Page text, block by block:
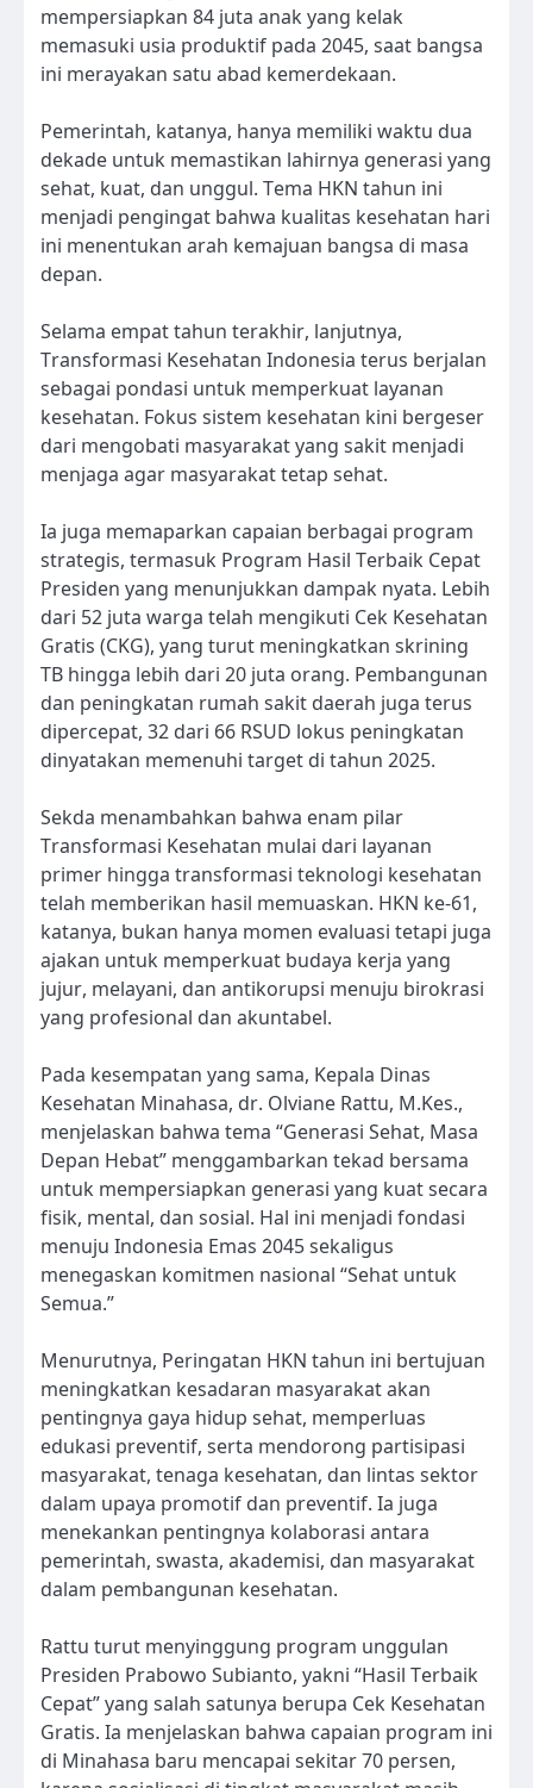
mempersiapkan 84 juta anak yang kelak
memasuki usia produktif pada 2045, saat bangsa
ini merayakan satu abad kemerdekaan.
Pemerintah, katanya, hanya memiliki waktu dua
dekade untuk memastikan lahirnya generasi yang
sehat, kuat, dan unggul. Tema HKN tahun ini
menjadi pengingat bahwa kualitas kesehatan hari
ini menentukan arah kemajuan bangsa di masa
depan.
Selama empat tahun terakhir, lanjutnya,
Transformasi Kesehatan Indonesia terus berjalan
sebagai pondasi untuk memperkuat layanan
kesehatan. Fokus sistem kesehatan kini bergeser
dari mengobati masyarakat yang sakit menjadi
menjaga agar masyarakat tetap sehat.
Ia juga memaparkan capaian berbagai program
strategis, termasuk Program Hasil Terbaik Cepat
Presiden yang menunjukkan dampak nyata. Lebih
dari 52 juta warga telah mengikuti Cek Kesehatan
Gratis (CKG), yang turut meningkatkan skrining
TB hingga lebih dari 20 juta orang. Pembangunan
dan peningkatan rumah sakit daerah juga terus
dipercepat, 32 dari 66 RSUD lokus peningkatan
dinyatakan memenuhi target di tahun 2025.
Sekda menambahkan bahwa enam pilar
Transformasi Kesehatan mulai dari layanan
primer hingga transformasi teknologi kesehatan
telah memberikan hasil memuaskan. HKN ke-61,
katanya, bukan hanya momen evaluasi tetapi juga
ajakan untuk memperkuat budaya kerja yang
jujur, melayani, dan antikorupsi menuju birokrasi
yang profesional dan akuntabel.
Pada kesempatan yang sama, Kepala Dinas
Kesehatan Minahasa, dr. Olviane Rattu, M.Kes.,
menjelaskan bahwa tema “Generasi Sehat, Masa
Depan Hebat” menggambarkan tekad bersama
untuk mempersiapkan generasi yang kuat secara
fisik, mental, dan sosial. Hal ini menjadi fondasi
menuju Indonesia Emas 2045 sekaligus
menegaskan komitmen nasional “Sehat untuk
Semua.”
Menurutnya, Peringatan HKN tahun ini bertujuan
meningkatkan kesadaran masyarakat akan
pentingnya gaya hidup sehat, memperluas
edukasi preventif, serta mendorong partisipasi
masyarakat, tenaga kesehatan, dan lintas sektor
dalam upaya promotif dan preventif. Ia juga
menekankan pentingnya kolaborasi antara
pemerintah, swasta, akademisi, dan masyarakat
dalam pembangunan kesehatan.
Rattu turut menyinggung program unggulan
Presiden Prabowo Subianto, yakni “Hasil Terbaik
Cepat” yang salah satunya berupa Cek Kesehatan
Gratis. Ia menjelaskan bahwa capaian program ini
di Minahasa baru mencapai sekitar 70 persen,